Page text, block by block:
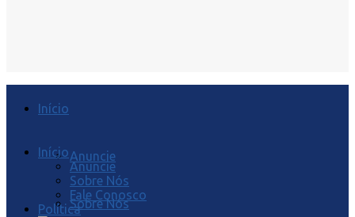
Início
Anuncie
Sobre Nós
Início
Anuncie
Sobre Nós
Fale Conosco
Política